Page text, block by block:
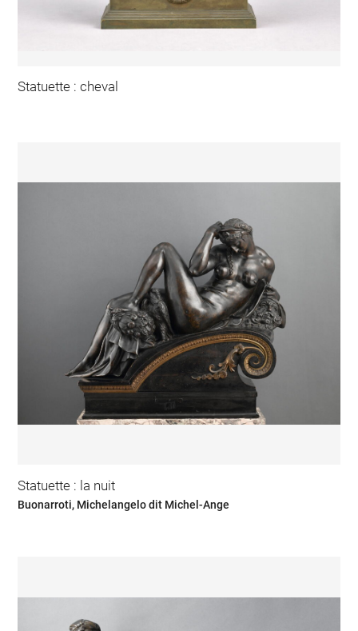
Statuette : cheval
Statuette : la nuit
Buonarroti, Michelangelo dit Michel-Ange